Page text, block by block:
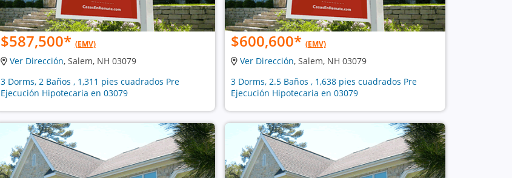
$587,500* (EMV)
Ver Dirección, Salem, NH 03079
3 Dorms, 2 Baños , 1,311 pies cuadrados Pre
Ejecución Hipotecaria en 03079
$600,600* (EMV)
Ver Dirección, Salem, NH 03079
3 Dorms, 2.5 Baños , 1,638 pies cuadrados Pre
Ejecución Hipotecaria en 03079